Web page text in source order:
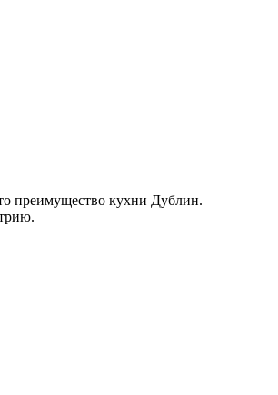
преимущество кухни Дублин.